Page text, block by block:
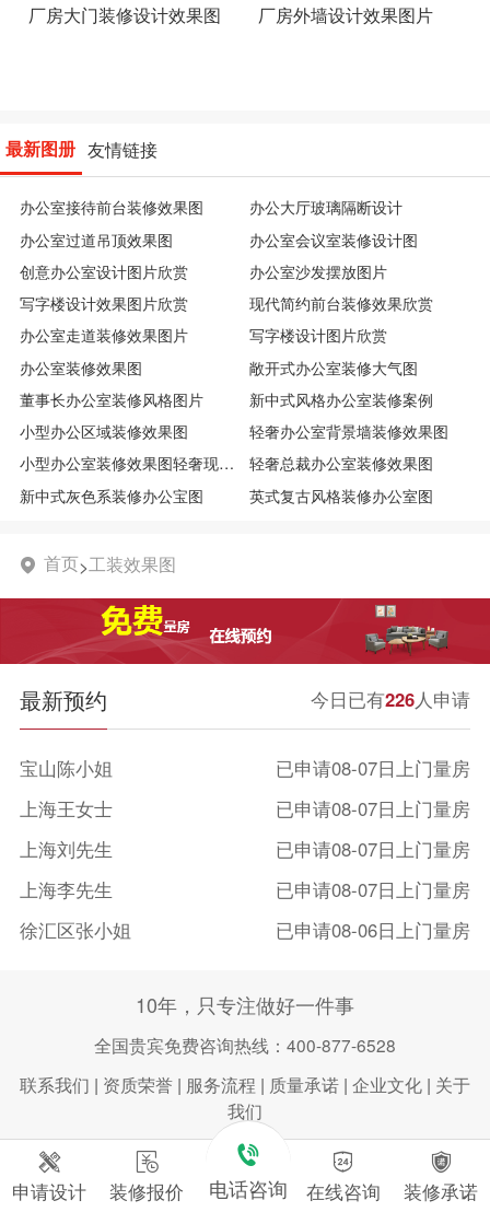
厂房大门装修设计效果图 厂房外墙设计效果图片
最新图册 友情链接
办公室接待前台装修效果图
办公大厅玻璃隔断设计
办公室过道吊顶效果图
办公室会议室装修设计图
创意办公室设计图片欣赏
办公室沙发摆放图片
写字楼设计效果图片欣赏
现代简约前台装修效果欣赏
办公室走道装修效果图片
写字楼设计图片欣赏
办公室装修效果图
敞开式办公室装修大气图
董事长办公室装修风格图片
新中式风格办公室装修案例
小型办公区域装修效果图
轻奢办公室背景墙装修效果图
小型办公室装修效果图轻奢现代图
轻奢总裁办公室装修效果图
新中式灰色系装修办公宝图
英式复古风格装修办公室图
 首页>工装效果图
最新预约 今日已有226人申请
宝山陈小姐
已申请08-07日上门量房
上海王女士
已申请08-07日上门量房
上海刘先生
已申请08-07日上门量房
上海李先生
已申请08-07日上门量房
徐汇区张小姐
已申请08-06日上门量房
浦东新区徐小姐
已申请08-06日上门量房
闵行区曾先生
已申请08-07日上门量房
10年，只专注做好一件事
全国贵宾免费咨询热线：400-877-6528
联系我们 | 资质荣誉 | 服务流程 | 质量承诺 | 企业文化 | 关于
我们

申请设计

装修报价

电话咨询

在线咨询

装修承诺